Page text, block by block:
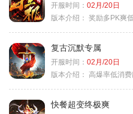
开服时间： 02月/20日
版本介绍： 奖励多PK爽
复古沉默专属
开服时间： 02月/20日
版本介绍： 高爆率低消
快餐超变终极爽